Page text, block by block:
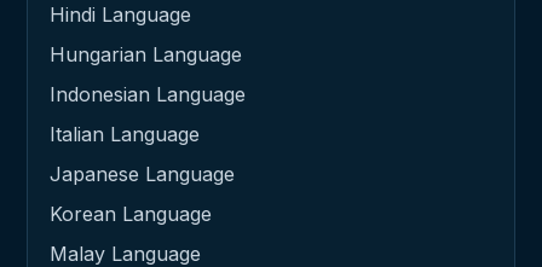
Hindi Language
Hungarian Language
Indonesian Language
Italian Language
Japanese Language
Korean Language
Malay Language